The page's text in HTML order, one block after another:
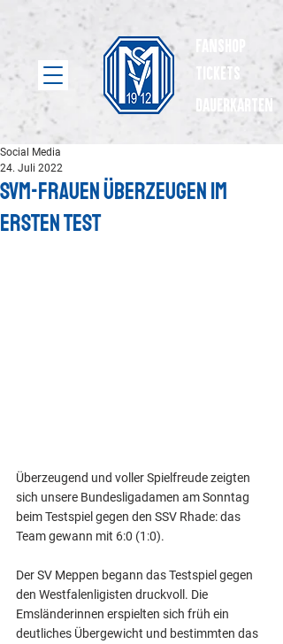
Fanshop
Tickets
dauerkarten
SVM-Frauen überzeugen im
ersten Test
Social Media
24. Juli 2022
Überzeugend und voller Spielfreude zeigten
sich unsere Bundesligadamen am Sonntag
beim Testspiel gegen den SSV Rhade: das
Team gewann mit 6:0 (1:0).
Der SV Meppen begann das Testspiel gegen
den Westfalenligisten druckvoll. Die
Emsländerinnen erspielten sich früh ein
deutliches Übergewicht und bestimmten das